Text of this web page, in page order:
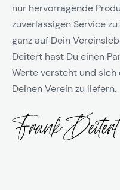
nur hervorragende
zuverlässigen Service
ganz auf Dein
Deitert hast Du einen
Werte versteht und
Deinen Verein zu liefern.